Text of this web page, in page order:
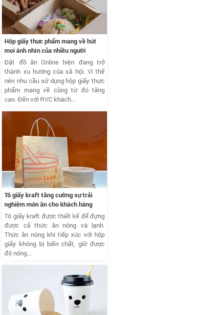
Hộp giấy thực phẩm mang về hút
mọi ánh nhìn của nhiều người
Đặt đồ ăn Online hiện đang trở
thành xu hướng của xã hội. Vì thế
nên nhu cầu sử dụng hộp giấy thực
phẩm mang về cũng từ đó tăng
cao. Đến với RVC khách...
Tô giấy kraft tăng cường sự trải
nghiệm món ăn cho khách hàng
Tô giấy kraft được thiết kế để đựng
được cả thức ăn nóng và lạnh.
Thức ăn nóng khi tiếp xúc với hộp
giấy không bị biến chất, giữ được
độ nóng...